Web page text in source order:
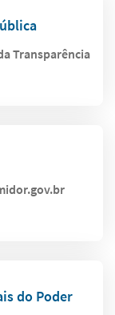
Transparência
do Poder